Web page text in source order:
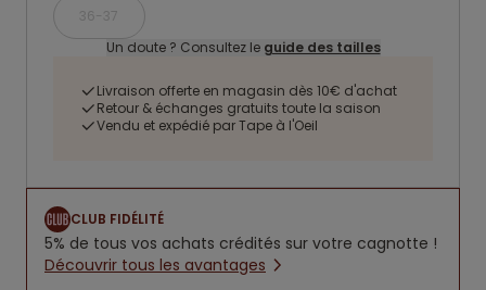
36-37
Un doute ? Consultez le guide des tailles
Livraison offerte en magasin dès 10€ d'achat
Retour & échanges gratuits toute la saison
Vendu et expédié par Tape à l'Oeil
CLUB FIDÉLITÉ
5% de tous vos achats crédités sur votre cagnotte !
Découvrir tous les avantages